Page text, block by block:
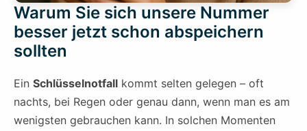
Warum Sie sich unsere Nummer
besser jetzt schon abspeichern
sollten
Ein Schlüsselnotfall kommt selten gelegen – oft
nachts, bei Regen oder genau dann, wenn man es am
wenigsten gebrauchen kann. In solchen Momenten